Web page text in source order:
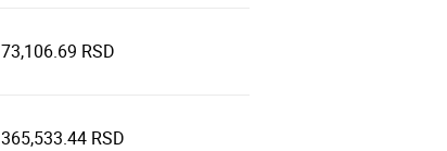
73,106.69 RSD
365,533.44 RSD